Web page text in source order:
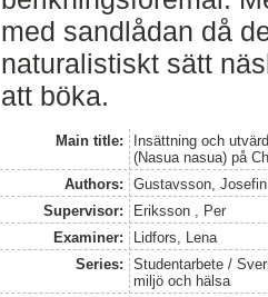
med sandlådan då
naturalistiskt sätt
att böka.
Main title:
Insättning och
(Nasua nasua) på
Authors:
Gustavsson, Josefin
Supervisor:
Eriksson , Per
Examiner:
Lidfors, Lena
Series:
Studentarbete /
miljö och hälsa